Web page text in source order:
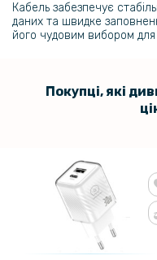
Кабель забезпечує
даних та швидке
його чудовим вибором
Покупці, які